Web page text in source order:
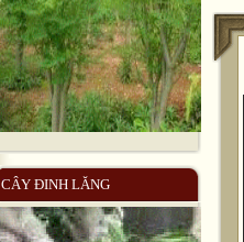
CÂY ĐINH LĂNG